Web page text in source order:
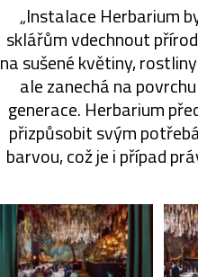
„Instalace Herbarium
sklářům vdechnout
na sušené květiny,
ale zanechá na
generace. Herbarium
přizpůsobit svým
barvou, což je i případ